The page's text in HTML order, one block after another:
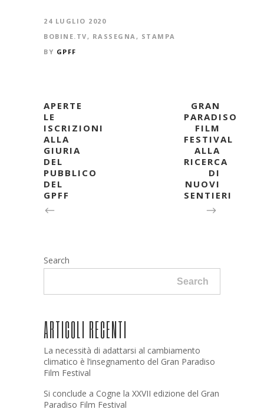
24 LUGLIO 2020
BOBINE.TV, RASSEGNA, STAMPA
BY GPFF
APERTE
LE
ISCRIZIONI
ALLA
GIURIA
DEL
PUBBLICO
DEL
GPFF
GRAN
PARADISO
FILM
FESTIVAL
ALLA
RICERCA
DI
NUOVI
SENTIERI
Search
Search
ARTICOLI RECENTI
La necessità di adattarsi al cambiamento
climatico è l’insegnamento del Gran Paradiso
Film Festival
Si conclude a Cogne la XXVII edizione del Gran
Paradiso Film Festival